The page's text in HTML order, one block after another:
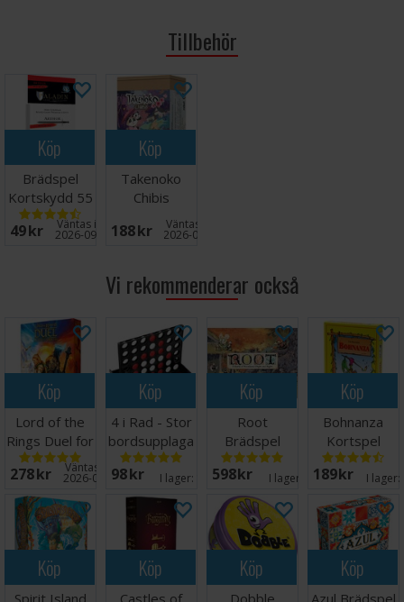
Åldersgräns: 8+
Speltid: 45 minuter
Språk: svenska Norska
Tips och råd: Vi rekommenderar kortskydd för att öka
livslängden på korten i detta spel. Du hittar lämpliga
kortskydd
Spelet har 46 kort, så du behöver 1
förpackning för alla korten.
Tillbehör
Köp
Brädspel
Kortskydd 55
st 45x68mm
49 SEK Väntas in:
2026-09-30
Köp
Takenoko
Chibis
Expansion
188 SEK Väntas in:
2026-08-27
Vi rekommenderar också
Köp
Lord of the
Rings Duel for
Middle-Earth
278 SEK Väntas in:
2026-08-31
Köp
4 i Rad - Stor
bordsupplaga
25cm
98 SEK I lager:
Köp
Root
Brädspel
598 SEK I lager: 16
Köp
Bohnanza
Kortspel
189 SEK I lager:
Köp
Spirit Island
Köp
Castles of
Köp
Dobble
Köp
Azul Brädspel